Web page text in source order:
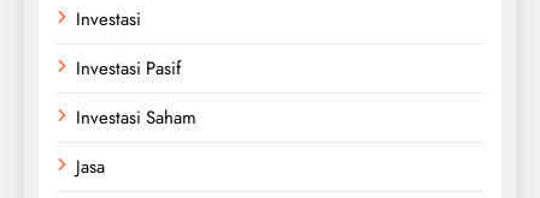
Investasi
Investasi Pasif
Investasi Saham
Jasa